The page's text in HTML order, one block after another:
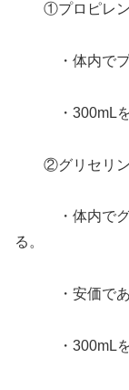
①プロピレン
・体内でプロ
・300mLを３
②グリセリン
・体内でグル
る。
・安価であ
・300mLを３